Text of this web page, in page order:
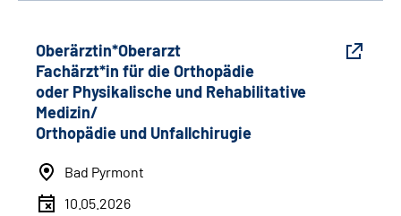
Oberärztin*Oberarzt
Fachärzt*in für die Orthopädie
oder Physikalische und Rehabilitative
Medizin/
Orthopädie und Unfallchirugie
Bad Pyrmont
10.05.2026